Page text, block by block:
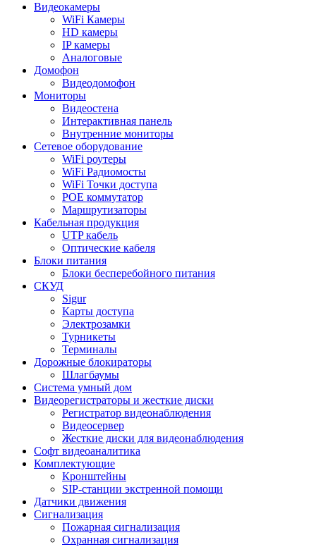
Видеокамеры
WiFi Камеры
HD камеры
IP камеры
Аналоговые
Домофон
Видеодомофон
Мониторы
Видеостена
Интерактивная панель
Внутренние мониторы
Сетевое оборудование
WiFi роутеры
WiFi Радиомосты
WiFi Точки доступа
POE коммутатор
Маршрутизаторы
Кабельная продукция
UTP кабель
Оптические кабеля
Блоки питания
Блоки бесперебойного питания
СКУД
Sigur
Карты доступа
Электрозамки
Турникеты
Терминалы
Дорожные блокираторы
Шлагбаумы
Cистема умный дом
Видеорегистраторы и жесткие диски
Регистратор видеонаблюдения
Видеосервер
Жесткие диски для видеонаблюдения
Софт видеоаналитика
Комплектующие
Кронштейны
SIP-станции экстренной помощи
Датчики движения
Сигнализация
Пожарная сигнализация
Охранная сигнализация